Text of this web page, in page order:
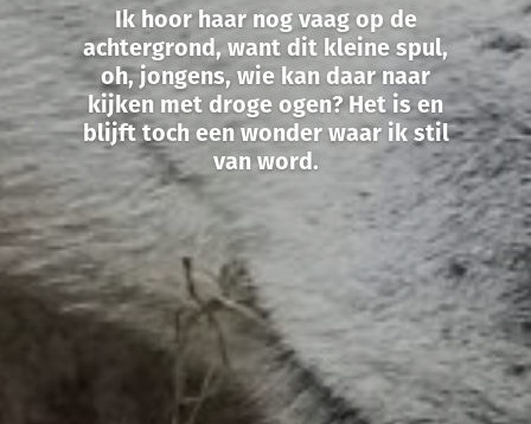
Ik hoor haar nog vaag op de
achtergrond, want dit kleine spul,
oh, jongens, wie kan daar naar
kijken met droge ogen? Het is en
blijft toch een wonder waar ik stil
van word.